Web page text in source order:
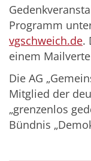
Programm
vgschweich.de.
einem
Die AG
Mitglied der
„grenzenlos
Bündnis